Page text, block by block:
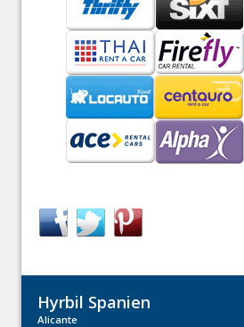
Hyrbil Spanien
Alicante